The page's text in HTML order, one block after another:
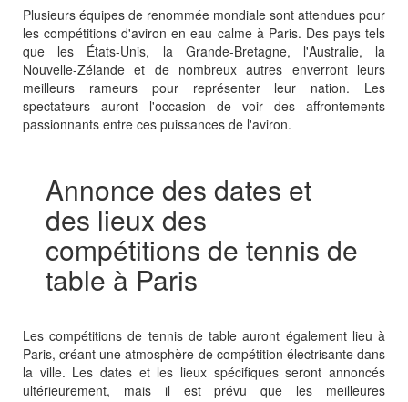
Plusieurs équipes de renommée mondiale sont attendues pour
les compétitions d'aviron en eau calme à Paris. Des pays tels
que les États-Unis, la Grande-Bretagne, l'Australie, la
Nouvelle-Zélande et de nombreux autres enverront leurs
meilleurs rameurs pour représenter leur nation. Les
spectateurs auront l'occasion de voir des affrontements
passionnants entre ces puissances de l'aviron.
Annonce des dates et
des lieux des
compétitions de tennis de
table à Paris
Les compétitions de tennis de table auront également lieu à
Paris, créant une atmosphère de compétition électrisante dans
la ville. Les dates et les lieux spécifiques seront annoncés
ultérieurement, mais il est prévu que les meilleures